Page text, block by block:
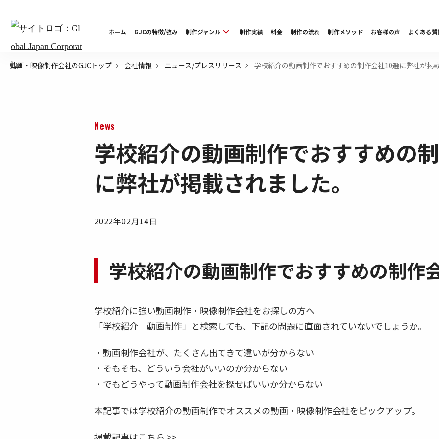
ホーム GJCの特徴/強み 制作ジャンル 制作実績 料金 制作の流れ 制作メソッド お客様の声 よくある質
動画・映像制作会社のGJCトップ 会社情報 ニュース/プレスリリース 学校紹介の動画制作でおすすめの制作会社10選に弊社が掲
News
学校紹介の動画制作でおすすめの
に弊社が掲載されました。
2022年02月14日
学校紹介の動画制作でおすすめの制作
学校紹介に強い動画制作・映像制作会社をお探しの方へ
「学校紹介 動画制作」と検索しても、下記の問題に直面されていないでしょうか。
・動画制作会社が、たくさん出てきて違いが分からない
・そもそも、どういう会社がいいのか分からない
・でもどうやって動画制作会社を探せばいいか分からない
本記事では学校紹介の動画制作でオススメの動画・映像制作会社をピックアップ。